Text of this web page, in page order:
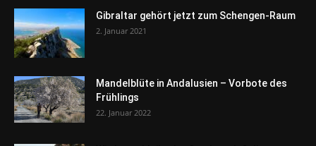
Gibraltar gehört jetzt zum Schengen-Raum
2. Januar 2021
Mandelblüte in Andalusien – Vorbote des
Frühlings
22. Januar 2022